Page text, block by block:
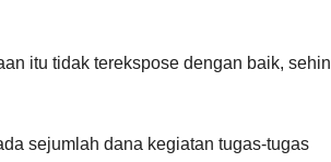
itu tidak terekspose dengan baik,
sejumlah dana kegiatan tugas-tugas